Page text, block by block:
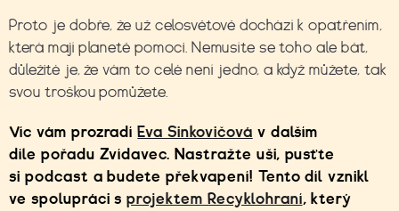
Proto je dobře, že už celosvětově dochází k opatřením,
která mají planetě pomoci. Nemusíte se toho ale bát,
důležité je, že vám to celé není jedno, a když můžete, tak
svou troškou pomůžete.
Víc vám prozradíEva Sinkovičová v dalším
díle pořadu Zvídavec. Nastražte uši, pusťte
si podcast a budete překvapení! Tento díl vznikl
ve spolupráci sprojektem Recyklohraní, který